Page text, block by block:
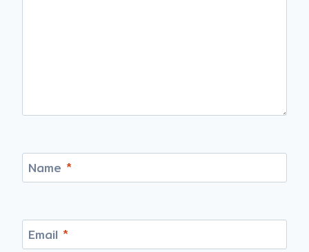
Name *
Email *